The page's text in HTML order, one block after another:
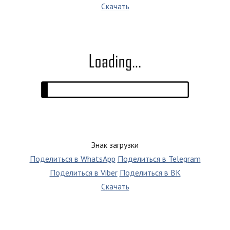
Скачать
Знак загрузки
Поделиться в WhatsApp Поделиться в Telegram
Поделиться в Viber Поделиться в ВК
Скачать